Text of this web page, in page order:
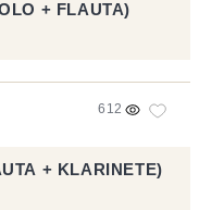
+ FLAUTA)
612
+ KLARINETE)